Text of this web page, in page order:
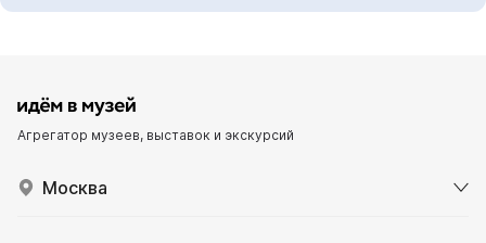
Агрегатор музеев, выставок и экскурсий
Москва